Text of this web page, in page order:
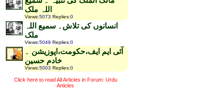
اللہ ملک
Views:5073 Replies:0
انسانوں کی تلاش۔ سمیع اللہ
ملک
Views:5049 Replies:0
آئی ایم ایف،حکومت،اپوزیشن ۔
خادم حسین
Views:5003 Replies:0
Click here to read All Articles in Forum: Urdu
Articles